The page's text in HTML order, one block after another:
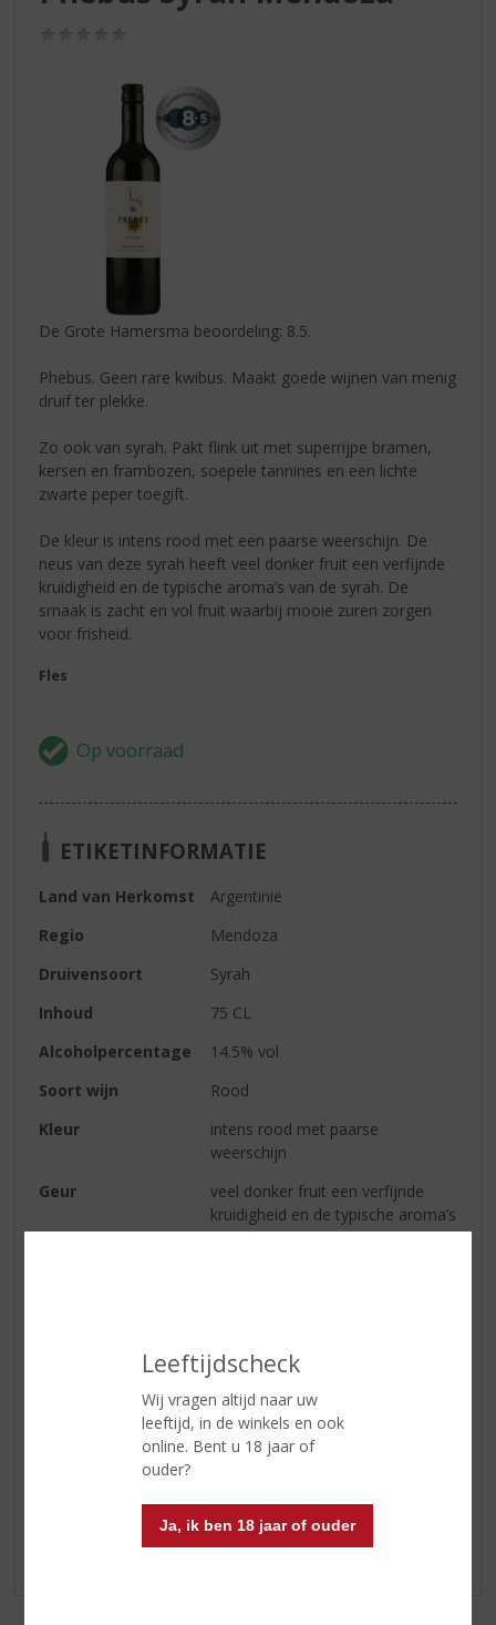
Leeftijdscheck
Wij vragen altijd naar uw
leeftijd, in de winkels en ook
online. Bent u 18 jaar of
ouder?
Ja, ik ben 18 jaar of ouder
De Grote Hamersma beoordeling: 8.5.
Phebus. Geen rare kwibus. Maakt goede wijnen van menig
druif ter plekke.
Zo ook van syrah. Pakt flink uit met superrijpe bramen,
kersen en frambozen, soepele tannines en een lichte
zwarte peper toegift.
De kleur is intens rood met een paarse weerschijn. De
neus van deze syrah heeft veel donker fruit een verfijnde
kruidigheid en de typische aroma’s van de syrah. De
smaak is zacht en vol fruit waarbij mooie zuren zorgen
voor frisheid.
Fles
ETIKETINFORMATIE
Land van Herkomst
Argentinië
Regio
Mendoza
Druivensoort
Syrah
Inhoud
75 CL
Alcoholpercentage
14.5% vol
Soort wijn
Rood
Kleur
intens rood met paarse
weerschijn
Geur
veel donker fruit een verfijnde
kruidigheid en de typische aroma’s
van de syrah
geroosterd lamsvlees, gegrilde
Reviews
Schrijf een review